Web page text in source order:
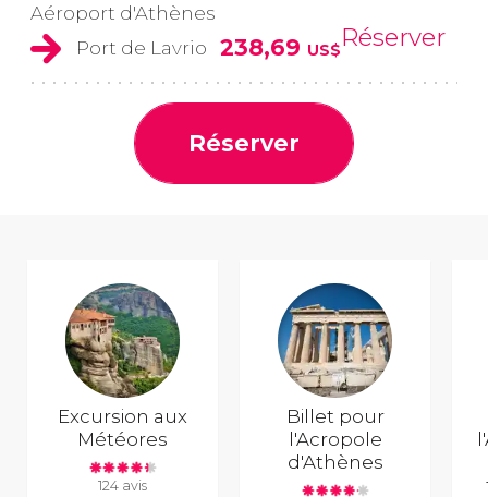
Aéroport d'Athènes
Port de Lavrio
238,69 US$Réserver
Réserver
Excursion aux
Météores
124 avis
Billet pour
l'Acropole
d'Athènes